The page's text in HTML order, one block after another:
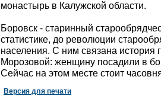
монастырь в Калужской области.
Боровск - старинный
статистике, до революции
населения. С ним связана история
Морозовой: женщину посадили в
Сейчас на этом месте стоит
Версия для печати